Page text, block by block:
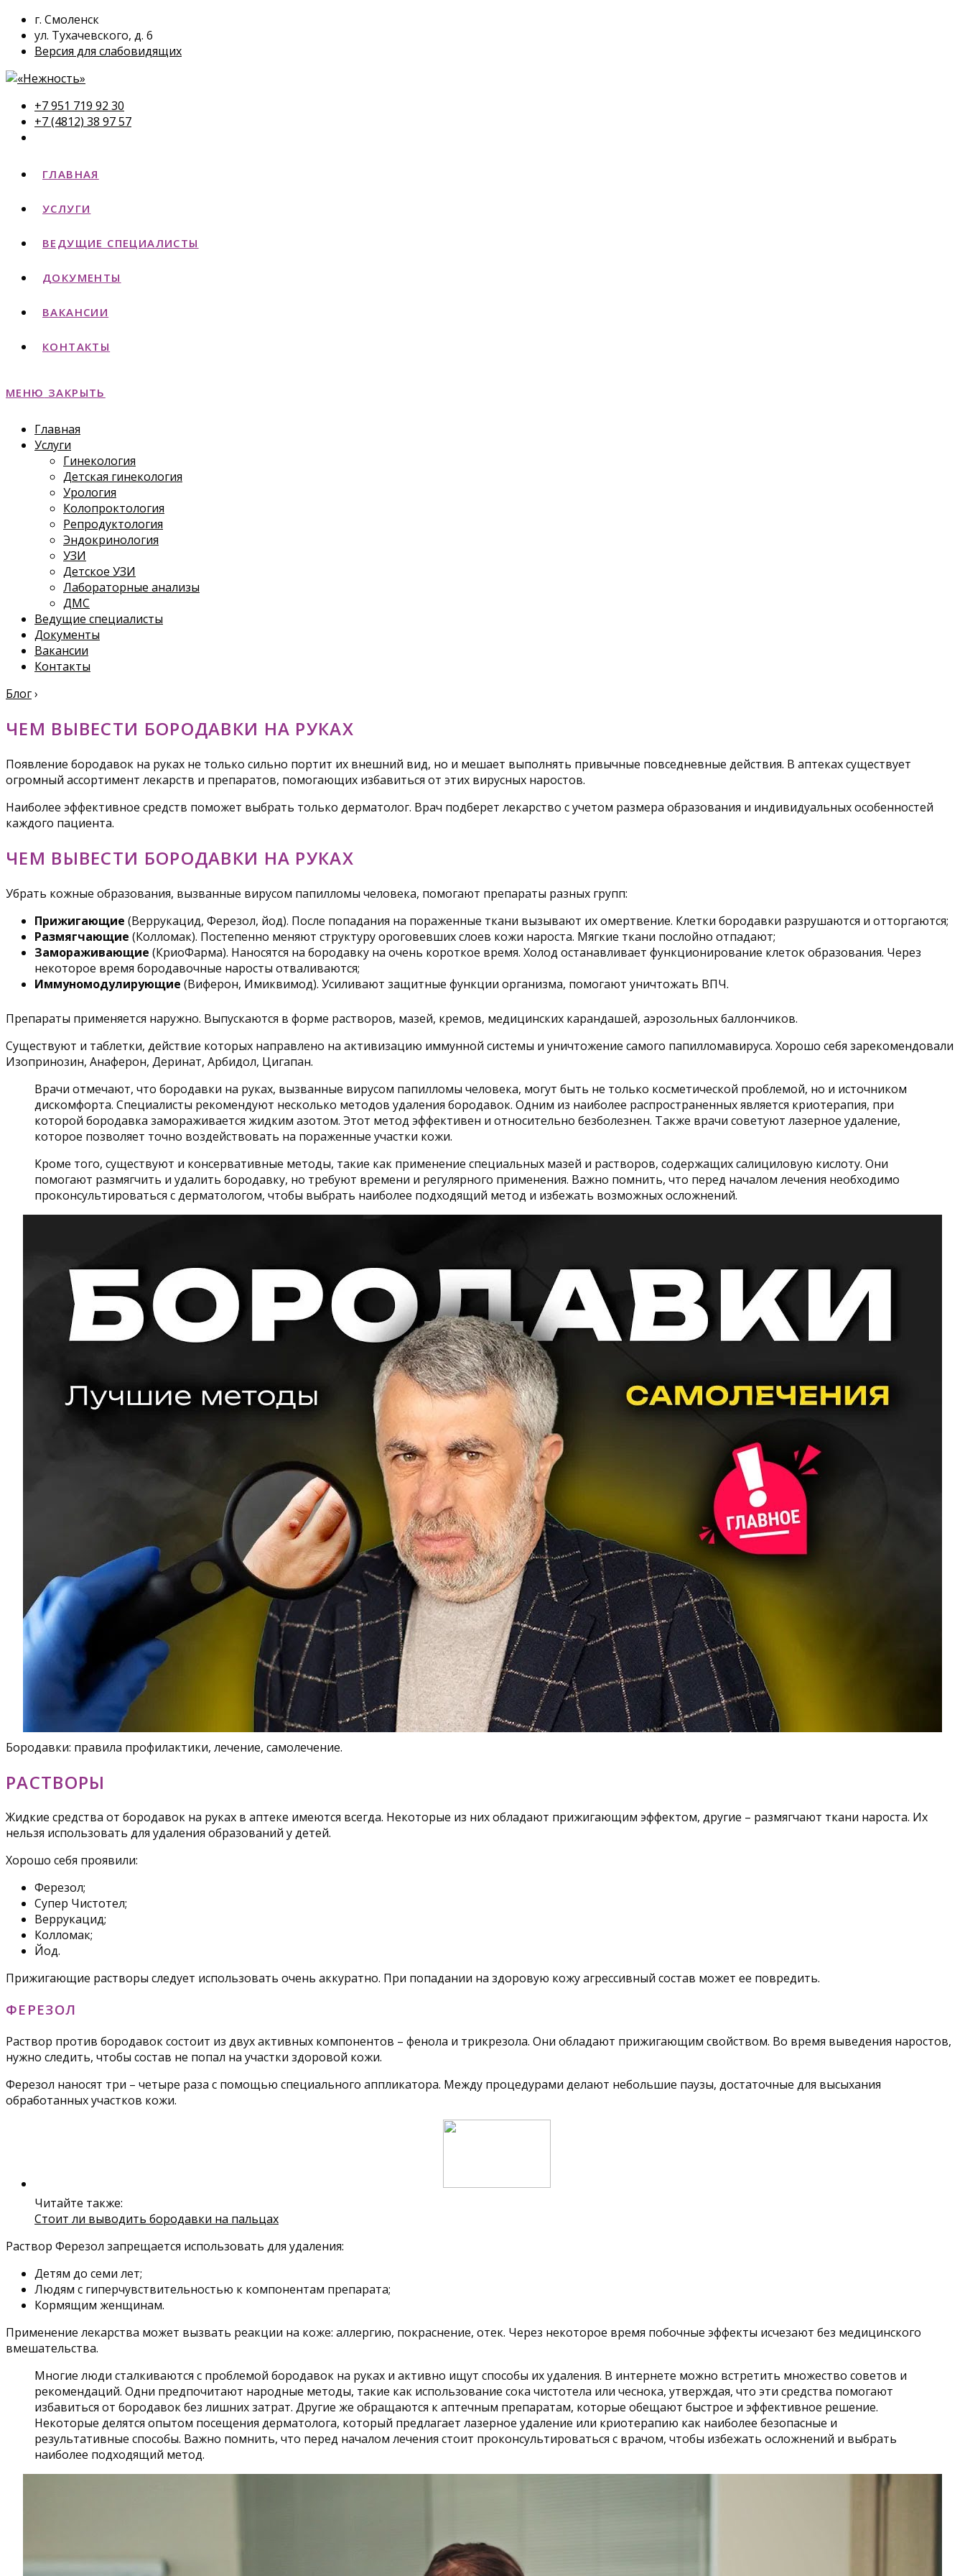
г. Смоленск
ул. Тухачевского, д. 6
Версия для слабовидящих
+7 951 719 92 30
+7 (4812) 38 97 57
ГЛАВНАЯ
УСЛУГИ
ВЕДУЩИЕ СПЕЦИАЛИСТЫ
ДОКУМЕНТЫ
ВАКАНСИИ
КОНТАКТЫ
МЕНЮ ЗАКРЫТЬ
Главная
Услуги
Гинекология
Детская гинекология
Урология
Колопроктология
Репродуктология
Эндокринология
УЗИ
Детское УЗИ
Лабораторные анализы
ДМС
Ведущие специалисты
Документы
Вакансии
Контакты
Блог›
ЧЕМ ВЫВЕСТИ БОРОДАВКИ НА РУКАХ
Появление бородавок на руках не только сильно портит их внешний вид, но и мешает выполнять привычные повседневные действия. В аптеках существует
огромный ассортимент лекарств и препаратов, помогающих избавиться от этих вирусных наростов.
Наиболее эффективное средств поможет выбрать только дерматолог. Врач подберет лекарство с учетом размера образования и индивидуальных особенностей
каждого пациента.
ЧЕМ ВЫВЕСТИ БОРОДАВКИ НА РУКАХ
Убрать кожные образования, вызванные вирусом папилломы человека, помогают препараты разных групп:
Прижигающие (Веррукацид, Ферезол, йод). После попадания на пораженные ткани вызывают их омертвение. Клетки бородавки разрушаются и отторгаются;
Размягчающие (Колломак). Постепенно меняют структуру ороговевших слоев кожи нароста. Мягкие ткани послойно отпадают;
Замораживающие (КриоФарма). Наносятся на бородавку на очень короткое время. Холод останавливает функционирование клеток образования. Через
некоторое время бородавочные наросты отваливаются;
Иммуномодулирующие (Виферон, Имиквимод). Усиливают защитные функции организма, помогают уничтожать ВПЧ.
Препараты применяется наружно. Выпускаются в форме растворов, мазей, кремов, медицинских карандашей, аэрозольных баллончиков.
Существуют и таблетки, действие которых направлено на активизацию иммунной системы и уничтожение самого папилломавируса. Хорошо себя зарекомендовали
Изопринозин, Анаферон, Деринат, Арбидол, Цигапан.
Врачи отмечают, что бородавки на руках, вызванные вирусом папилломы человека, могут быть не только косметической проблемой, но и источником
дискомфорта. Специалисты рекомендуют несколько методов удаления бородавок. Одним из наиболее распространенных является криотерапия, при
которой бородавка замораживается жидким азотом. Этот метод эффективен и относительно безболезнен. Также врачи советуют лазерное удаление,
которое позволяет точно воздействовать на пораженные участки кожи.
Кроме того, существуют и консервативные методы, такие как применение специальных мазей и растворов, содержащих салициловую кислоту. Они
помогают размягчить и удалить бородавку, но требуют времени и регулярного применения. Важно помнить, что перед началом лечения необходимо
проконсультироваться с дерматологом, чтобы выбрать наиболее подходящий метод и избежать возможных осложнений.
Бородавки: правила профилактики, лечение, самолечение.
РАСТВОРЫ
Жидкие средства от бородавок на руках в аптеке имеются всегда. Некоторые из них обладают прижигающим эффектом, другие – размягчают ткани нароста. Их
нельзя использовать для удаления образований у детей.
Хорошо себя проявили:
Ферезол;
Супер Чистотел;
Веррукацид;
Колломак;
Йод.
Прижигающие растворы следует использовать очень аккуратно. При попадании на здоровую кожу агрессивный состав может ее повредить.
ФЕРЕЗОЛ
Раствор против бородавок состоит из двух активных компонентов – фенола и трикрезола. Они обладают прижигающим свойством. Во время выведения наростов,
нужно следить, чтобы состав не попал на участки здоровой кожи.
Ферезол наносят три – четыре раза с помощью специального аппликатора. Между процедурами делают небольшие паузы, достаточные для высыхания
обработанных участков кожи.
Читайте также:
Стоит ли выводить бородавки на пальцах
Раствор Ферезол запрещается использовать для удаления:
Детям до семи лет;
Людям с гиперчувствительностью к компонентам препарата;
Кормящим женщинам.
Применение лекарства может вызвать реакции на коже: аллергию, покраснение, отек. Через некоторое время побочные эффекты исчезают без медицинского
вмешательства.
Многие люди сталкиваются с проблемой бородавок на руках и активно ищут способы их удаления. В интернете можно встретить множество советов и
рекомендаций. Одни предпочитают народные методы, такие как использование сока чистотела или чеснока, утверждая, что эти средства помогают
избавиться от бородавок без лишних затрат. Другие же обращаются к аптечным препаратам, которые обещают быстрое и эффективное решение.
Некоторые делятся опытом посещения дерматолога, который предлагает лазерное удаление или криотерапию как наиболее безопасные и
результативные способы. Важно помнить, что перед началом лечения стоит проконсультироваться с врачом, чтобы избежать осложнений и выбрать
наиболее подходящий метод.